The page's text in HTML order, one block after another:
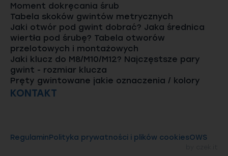
Moment dokręcania śrub
Tabela skoków gwintów metrycznych
Jaki otwór pod gwint dobrać? Jaka średnica
wiertła pod śrubę? Tabela otworów
przelotowych i montażowych
Jaki klucz do M8/M10/M12? Najczęstsze pary
gwint - rozmiar klucza
Pręty gwintowane jakie oznaczenia / kolory
KONTAKT
RegulaminPolityka prywatności i plików cookiesOWS